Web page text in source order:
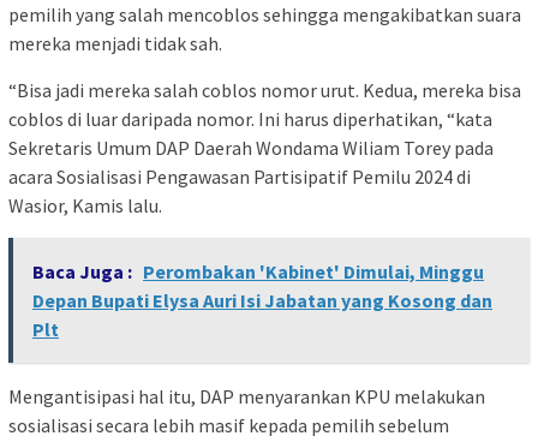
pemilih yang salah mencoblos sehingga mengakibatkan suara
mereka menjadi tidak sah.
“Bisa jadi mereka salah coblos nomor urut. Kedua, mereka bisa
coblos di luar daripada nomor. Ini harus diperhatikan, “kata
Sekretaris Umum DAP Daerah Wondama Wiliam Torey pada
acara Sosialisasi Pengawasan Partisipatif Pemilu 2024 di
Wasior, Kamis lalu.
Baca Juga : Perombakan 'Kabinet' Dimulai, Minggu
Depan Bupati Elysa Auri Isi Jabatan yang Kosong dan
Plt
Mengantisipasi hal itu, DAP menyarankan KPU melakukan
sosialisasi secara lebih masif kepada pemilih sebelum